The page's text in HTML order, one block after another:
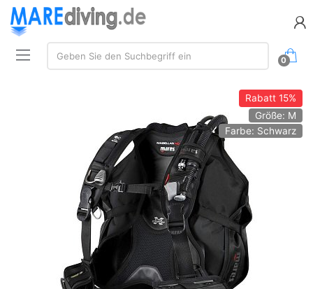
Suche:
Geben Sie den Suchbegriff ein
0
Rabatt15%
Größe: M
Farbe: Schwarz